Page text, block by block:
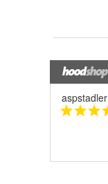
aspstadler